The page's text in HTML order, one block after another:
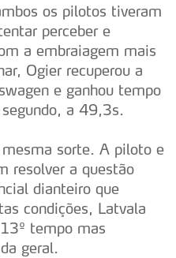
os pilotos tiveram
perceber e
a embraiagem mais
Ogier recuperou a
e ganhou tempo
a 49,3s.
sorte. A piloto e
resolver a questão
dianteiro que
condições, Latvala
tempo mas
geral.